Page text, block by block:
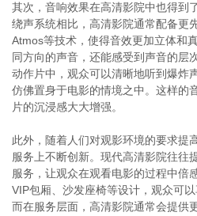
其次，音响效果在高清影院中也得到
绕声系统相比，高清影院通常配备更
Atmos等技术，使得音效更加立体和
同方向的声音，还能感受到声音的层
动作片中，观众可以清晰地听到爆炸
仿佛置身于电影的情境之中。这样的
片的沉浸感大大增强。
此外，随着人们对观影环境的要求提
服务上不断创新。现代高清影院往往
服务，让观众在观看电影的过程中倍
VIP包厢、沙发座椅等设计，观众可
而在服务层面，高清影院通常会提供